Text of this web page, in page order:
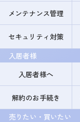
メンテナンス管理
セキュリティ対策
入居者様
入居者様へ
解約のお手続き
売りたい・買いたい